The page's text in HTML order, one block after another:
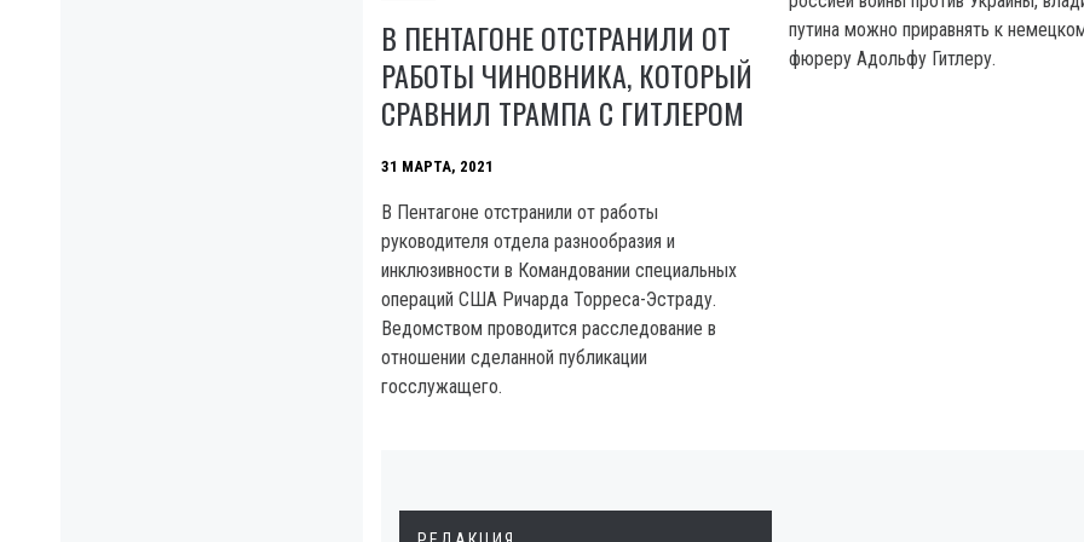
путина можно приравнять к
фюреру Адольфу Гитлеру.
В ПЕНТАГОНЕ ОТСТРАНИЛИ ОТ
РАБОТЫ ЧИНОВНИКА, КОТОРЫЙ
СРАВНИЛ ТРАМПА С ГИТЛЕРОМ
31 МАРТА, 2021
В Пентагоне отстранили от работы
руководителя отдела разнообразия и
инклюзивности в Командовании специальных
операций США Ричарда Торреса-Эстраду.
Ведомством проводится расследование в
отношении сделанной публикации
госслужащего.